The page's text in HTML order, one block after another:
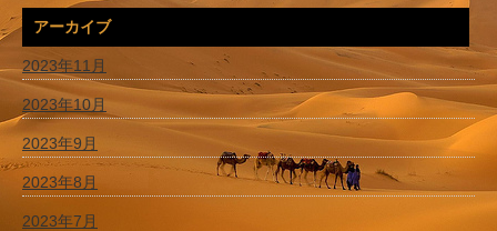
アーカイブ
2023年11月
2023年10月
2023年9月
2023年8月
2023年7月